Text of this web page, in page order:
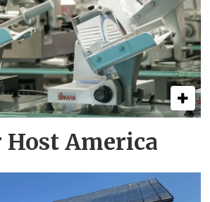
Host America